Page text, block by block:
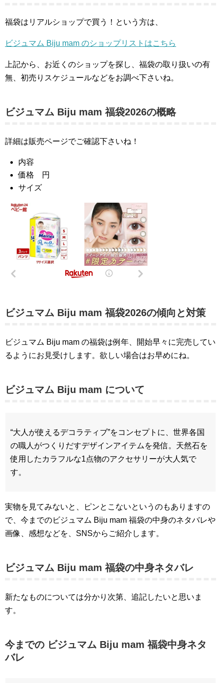
福袋はリアルショップで買う！という方は、
ビジュマム Biju mam のショップリストはこちら
上記から、お近くのショップを探し、福袋の取り扱いの有
無、初売りスケジュールなどをお調べ下さいね。
ビジュマム Biju mam 福袋2026の概略
詳細は販売ページでご確認下さいね！
内容
価格 円
サイズ
ビジュマム Biju mam 福袋2026の傾向と対策
ビジュマム Biju mam の福袋は例年、開始早々に完売してい
るようにお見受けします。欲しい場合はお早めにね。
ビジュマム Biju mam について
“大人が使えるデコラティブ”をコンセプトに、世界各国
の職人がつくりだすデザインアイテムを発信。天然石を
使用したカラフルな1点物のアクセサリーが大人気で
す。
実物を見てみないと、ピンとこないというのもありますの
で、今までのビジュマム Biju mam 福袋の中身のネタバレや
画像、感想などを、SNSからご紹介します。
ビジュマム Biju mam 福袋の中身ネタバレ
新たなものについては分かり次第、追記したいと思いま
す。
今までの ビジュマム Biju mam 福袋中身ネタ
バレ